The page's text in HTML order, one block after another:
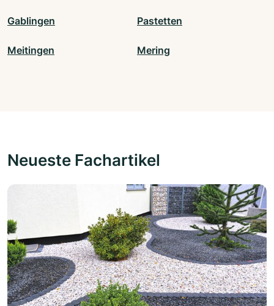
Gablingen Pastetten
Meitingen Mering
Neueste Fachartikel